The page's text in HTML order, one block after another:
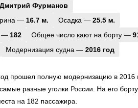
Дмитрий Фурманов
— 16.7 м. Осадка — 25.5 м.
— 182 Общее число кают на борту —
Модернизация судна — 2016 год
прошел полную модернизацию в 2016
разные уголки России. На его
на 182 пассажира.